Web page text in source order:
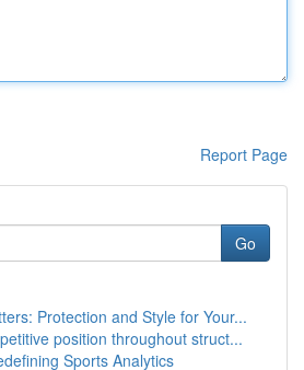
Report Page
Go
Protection and Style for Your...
position throughout struct...
Sports Analytics